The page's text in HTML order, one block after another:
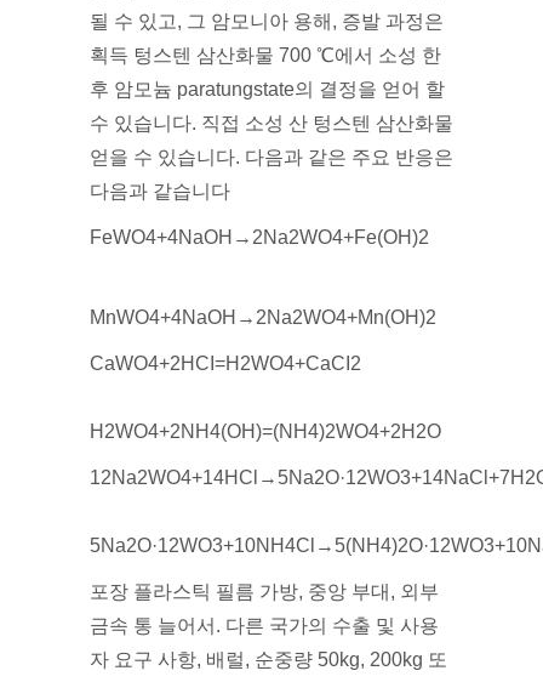
될 수 있고, 그 암모니아 용해, 증발 과정은
획득 텅스텐 삼산화물 700 ℃에서 소성 한
후 암모늄 paratungstate의 결정을 얻어 할
수 있습니다. 직접 소성 산 텅스텐 삼산화물
얻을 수 있습니다. 다음과 같은 주요 반응은
다음과 같습니다
FeWO4+4NaOH→2Na2WO4+Fe(OH)2
MnWO4+4NaOH→2Na2WO4+Mn(OH)2
CaWO4+2HCI=H2WO4+CaCI2
H2WO4+2NH4(OH)=(NH4)2WO4+2H2O
포장 플라스틱 필름 가방, 중앙 부대, 외부
금속 통 늘어서. 다른 국가의 수출 및 사용
자 요구 사항, 배럴, 순중량 50kg, 200kg 또